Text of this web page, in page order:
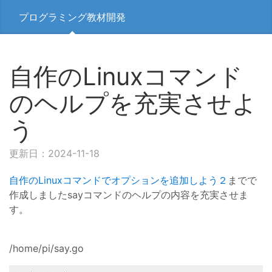
プログラミング教材開発
自作のLinuxコマンド
のヘルプを充実させよ
う
更新日：2024-11-18
自作のLinuxコマンドでオプションを追加しよう２ までで
作成しましたsayコマンドのヘルプの内容を充実させま
す。
/home/pi/say.go